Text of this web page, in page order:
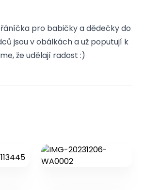
pro babičky a dědečky do
jsou v obálkách a už poputují k
že udělají radost :)